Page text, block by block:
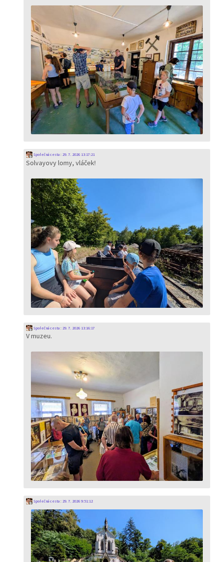
Společná cesta: 29. 7. 2026 13:17:21
Solvayovy lomy, vláček!
Společná cesta: 29. 7. 2026 13:16:17
V muzeu.
Společná cesta: 29. 7. 2026 9:51:12